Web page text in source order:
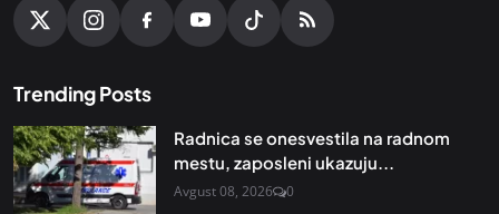
Trending Posts
Radnica se onesvestila na radnom
mestu, zaposleni ukazuju...
Avgust 08, 2026 0